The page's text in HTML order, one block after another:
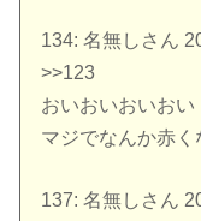
134: 名無しさん
>>123
おいおいおいおい
マジでなんか赤く
137: 名無しさん